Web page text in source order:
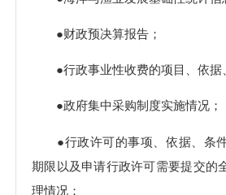
●财政预决算报告；
●行政事业性收费的项目、依据
●政府集中采购制度实施情况；
●行政许可的事项、依据、条件
期限以及申请行政许可需要提交的
理情况；